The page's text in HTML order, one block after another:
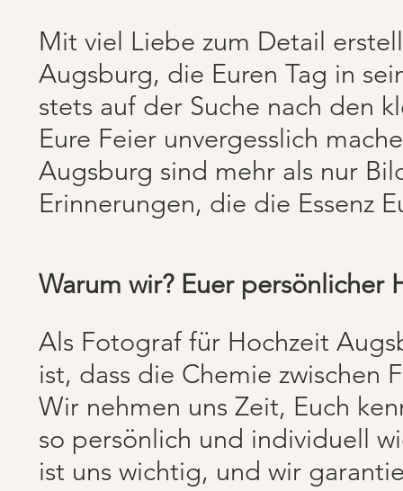
Mit viel Liebe zum Detail
Augsburg, die Euren Tag in
stets auf der Suche nach den
Eure Feier unvergesslich
Augsburg sind mehr als nur
Erinnerungen, die die Essenz
Warum wir? Euer
Als Fotograf für Hochzeit
ist, dass die Chemie
Wir nehmen uns Zeit, Euch
so persönlich und individuell
ist uns wichtig, und wir